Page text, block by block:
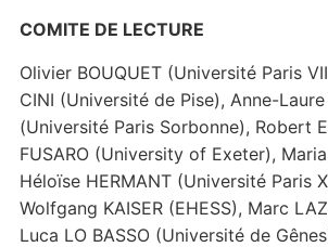
COMITE DE LECTURE
Olivier BOUQUET (Université Paris
CINI (Université de Pise), Anne-
(Université Paris Sorbonne), Robert
FUSARO (University of Exeter),
Héloïse HERMANT (Université Paris
Wolfgang KAISER (EHESS), Marc
Luca LO BASSO (Université de